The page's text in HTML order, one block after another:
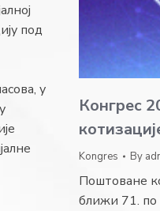
под
у
Конгрес
Kongres By
Поштоване
ближи 71. по